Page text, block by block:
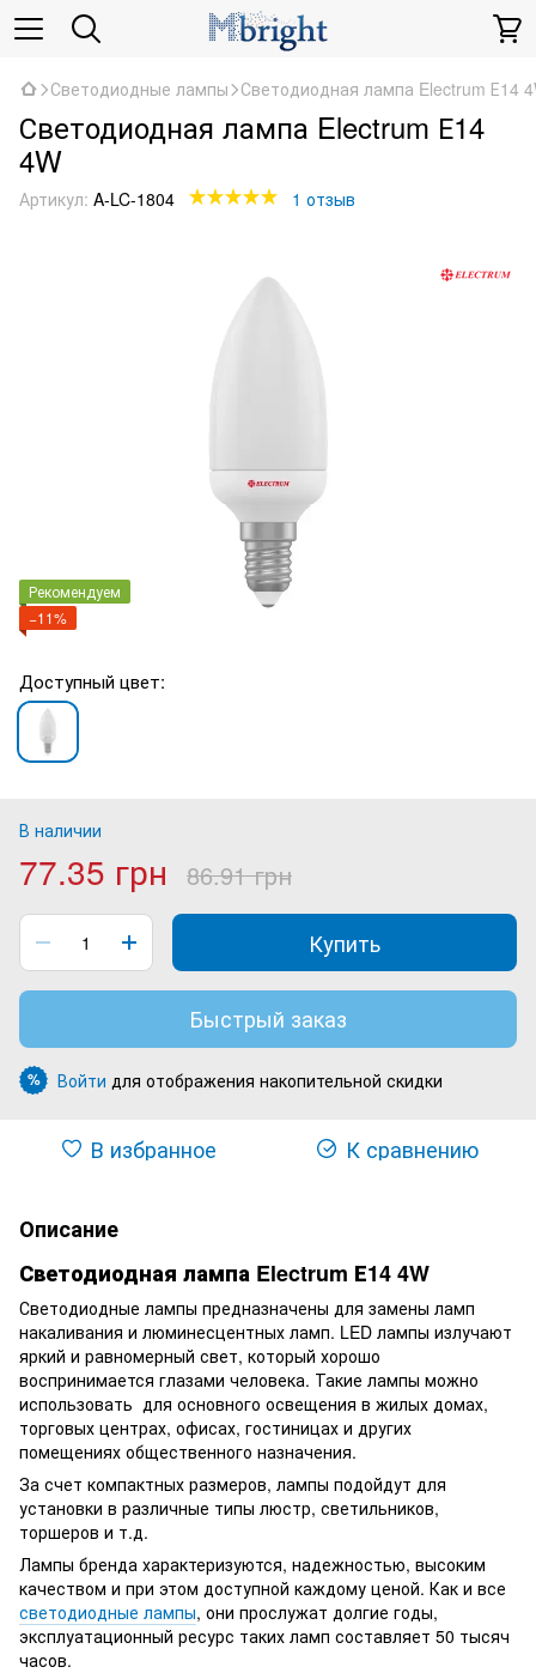
Светодиодные лампы Светодиодная лампа Electrum Е14
Светодиодная лампа Electrum Е14
4W
Артикул: A-LC-1804 1 отзыв
Рекомендуем
−11%
Доступный цвет:
В наличии
77.35 грн 86.91 грн
Купить
Быстрый заказ
% Войти для отображения накопительной скидки
В избранное К сравнению
Описание
Светодиодная лампа Electrum Е14 4W
Светодиодные лампы предназначены для замены ламп
накаливания и люминесцентных ламп. LED лампы излучают
яркий и равномерный свет, который хорошо
воспринимается глазами человека. Такие лампы можно
использовать для основного освещения в жилых домах,
торговых центрах, офисах, гостиницах и других
помещениях общественного назначения.
За счет компактных размеров, лампы подойдут для
установки в различные типы люстр, светильников,
торшеров и т.д.
Лампы бренда характеризуются, надежностью, высоким
качеством и при этом доступной каждому ценой. Как и все
светодиодные лампы, они прослужат долгие годы,
эксплуатационный ресурс таких ламп составляет 50 тысяч
часов.